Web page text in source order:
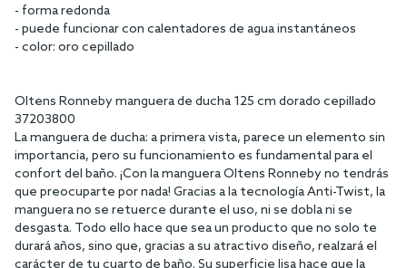
- forma redonda
- puede funcionar con calentadores de agua instantáneos
- color: oro cepillado
Oltens Ronneby manguera de ducha 125 cm dorado cepillado
37203800
La manguera de ducha: a primera vista, parece un elemento sin
importancia, pero su funcionamiento es fundamental para el
confort del baño. ¡Con la manguera Oltens Ronneby no tendrás
que preocuparte por nada! Gracias a la tecnología Anti-Twist, la
manguera no se retuerce durante el uso, ni se dobla ni se
desgasta. Todo ello hace que sea un producto que no solo te
durará años, sino que, gracias a su atractivo diseño, realzará el
carácter de tu cuarto de baño. Su superficie lisa hace que la